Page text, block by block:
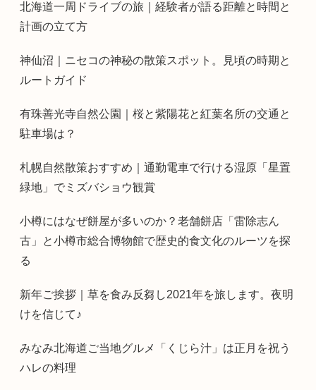
北海道一周ドライブの旅｜経験者が語る距離と時間と
計画の立て方
神仙沼｜ニセコの神秘の散策スポット。見頃の時期と
ルートガイド
有珠善光寺自然公園｜桜と紫陽花と紅葉名所の交通と
駐車場は？
札幌自然散策おすすめ｜通勤電車で行ける湿原「星置
緑地」でミズバショウ観賞
小樽にはなぜ餅屋が多いのか？老舗餅店「雷除志ん
古」と小樽市総合博物館で歴史的食文化のルーツを探
る
新年ご挨拶｜草を食み反芻し2021年を旅します。夜明
けを信じて♪
みなみ北海道ご当地グルメ「くじら汁」は正月を祝う
ハレの料理